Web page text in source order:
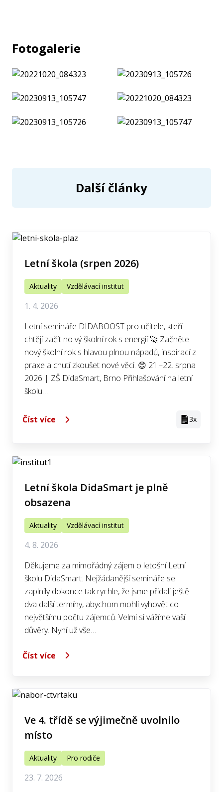
Fotogalerie
Další články
Letní škola (srpen 2026)
Aktuality Vzdělávací institut
1. 4. 2026
Letní semináře DIDABOOST pro učitele, kteří
chtějí začít no vý školní rok s energií 🚀 Začněte
nový školní rok s hlavou plnou nápadů, inspirací z
praxe a chutí zkoušet nové věci. 😊 21.–22. srpna
2026 | ZŠ DidaSmart, Brno Přihlašování na letní
školu…
Číst více 3x
Letní škola DidaSmart je plně
obsazena
Aktuality Vzdělávací institut
4. 8. 2026
Děkujeme za mimořádný zájem o letošní Letní
školu DidaSmart. Nejžádanější semináře se
zaplnily dokonce tak rychle, že jsme přidali ještě
dva další termíny, abychom mohli vyhovět co
největšímu počtu zájemců. Velmi si vážíme vaší
důvěry. Nyní už vše…
Číst více
Ve 4. třídě se výjimečně uvolnilo
místo
Aktuality Pro rodiče
23. 7. 2026